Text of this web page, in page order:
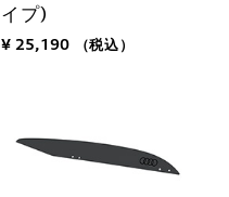
イプ)
¥ 25,190 （税込）